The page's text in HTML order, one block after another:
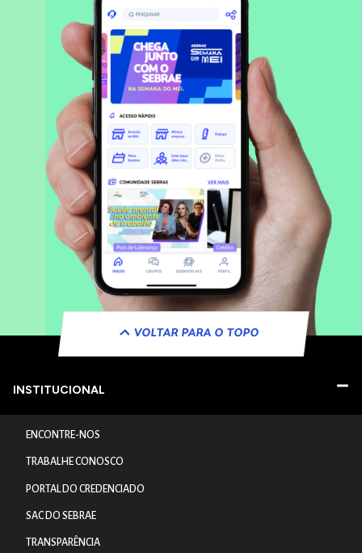
VOLTAR PARA O TOPO
INSTITUCIONAL
ENCONTRE-NOS
TRABALHE CONOSCO
PORTAL DO CREDENCIADO
SAC DO SEBRAE
TRANSPARÊNCIA